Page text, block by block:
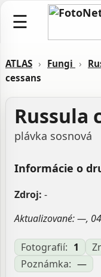
☰
ATLAS › Fungi ›
cessans
Russula
plávka sosnová
Informácie o
Zdroj: -
Aktualizované: —,
Fotografií: 1
Poznámka: —